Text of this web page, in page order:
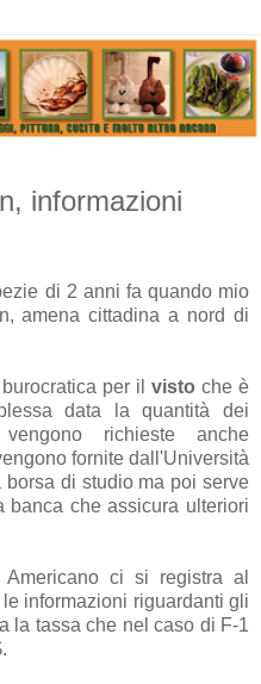
informazioni
di 2 anni fa quando mio
amena cittadina a nord di
burocratica per ilvisto che è
data la quantità dei
richieste anche
fornite dall'Università
di studio ma poi serve
banca che assicura ulteriori
ci si registra al
informazioni riguardanti gli
la tassa che nel caso di F-1